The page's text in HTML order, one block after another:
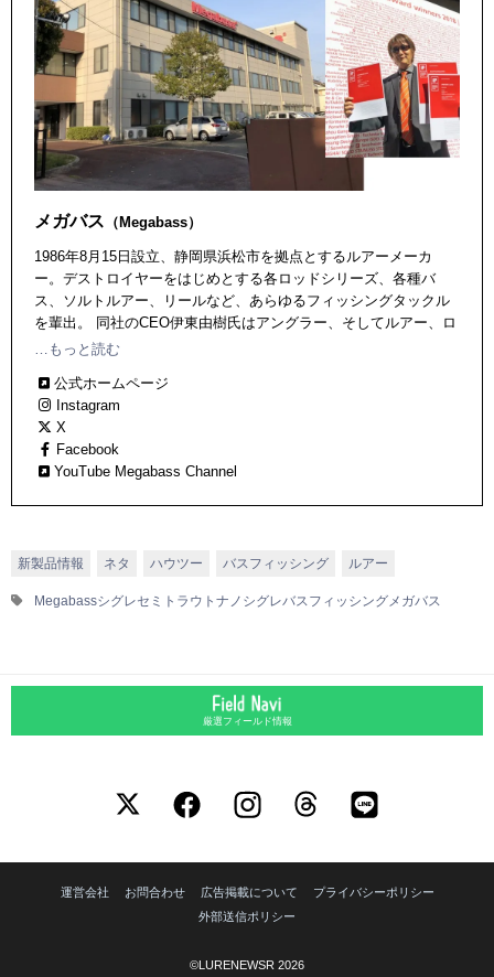
メガバス （Megabass）
1986年8月15日設立、静岡県浜松市を拠点とするルアーメーカ
ー。デストロイヤーをはじめとする各ロッドシリーズ、各種バ
ス、ソルトルアー、リールなど、あらゆるフィッシングタックル
を輩出。 同社のCEO伊東由樹氏はアングラー、そしてルアー、ロ
ッドデザイナーとしても有名で、同氏の手掛けるタックル＆ルア
で高い評価を受けている。
…もっと読む
公式ホームページ
Instagram
X
Facebook
YouTube Megabass Channel
新製品情報 ネタ ハウツー バスフィッシング ルアー
Megabassシグレセミ トラウト ナノシグレバスフィッシング メガバス
厳選フィールド情報
運営会社 お問合わせ 広告掲載について
プライバシーポリシー
外部送信ポリシー
©LURENEWSR 2026